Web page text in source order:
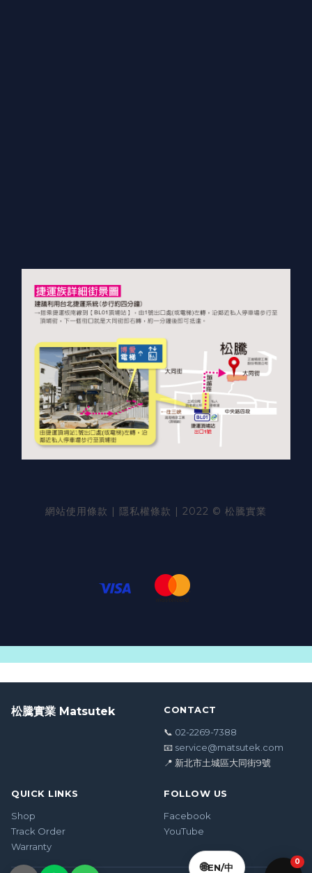
網站使用條款 | 隱私權條款 | 2022 © 松騰實業
0
🌐EN/中
松騰實業 Matsutek
CONTACT
📞 02-2269-7388
📧 service@matsutek.com
📍 新北市土城區大同街9號
QUICK LINKS
Shop
Track Order
Warranty
FOLLOW US
Facebook
YouTube